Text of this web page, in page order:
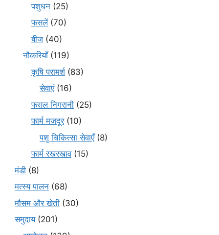
पशुधन (25)
फसलें(70)
बीज (40)
नौकरियाँ(119)
कृषि परामर्श(83)
सेवाएं(16)
फसल निगरानी (25)
फार्म मजदूर(10)
पशु चिकित्सा सेवाएँ(8)
फार्म रखरखाव(15)
मंडी (8)
मत्स्य पालन (68)
मौसम और खेती (30)
समुदाय(201)